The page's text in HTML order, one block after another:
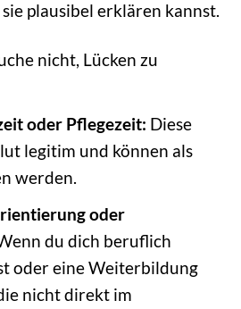
plausibel erklären kannst.
nicht, Lücken zu
oder Pflegezeit: Diese
legitim und können als
werden.
oder
du dich beruflich
oder eine Weiterbildung
nicht direkt im